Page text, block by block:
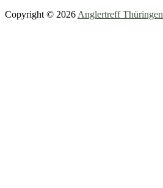
Copyright © 2026 Anglertreff Thüringen